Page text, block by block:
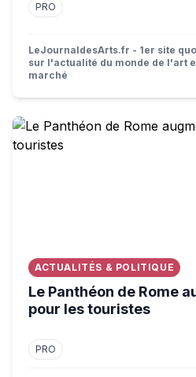
PRO
LeJournaldesArts.fr - 1er site
sur l'actualité du monde de l'art
marché
Le Panthéon de Rome
ACTUALITÉS & POLITIQUE
Le Panthéon de Rome
pour les touristes
PRO